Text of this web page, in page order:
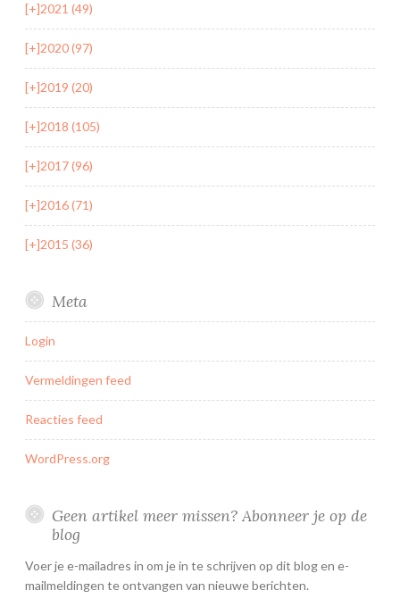
[+]2021 (49)
[+]2020 (97)
[+]2019 (20)
[+]2018 (105)
[+]2017 (96)
[+]2016 (71)
[+]2015 (36)
Meta
Login
Vermeldingen feed
Reacties feed
WordPress.org
Geen artikel meer missen? Abonneer je op de
blog
Voer je e-mailadres in om je in te schrijven op dit blog en e-
mailmeldingen te ontvangen van nieuwe berichten.